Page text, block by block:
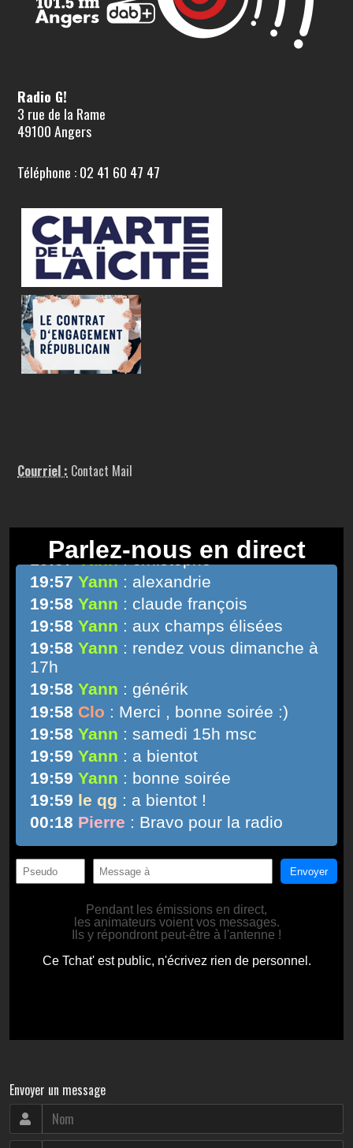
Radio G!
3 rue de la Rame
49100 Angers
Téléphone : 02 41 60 47 47
Courriel : Contact Mail
Envoyer un message